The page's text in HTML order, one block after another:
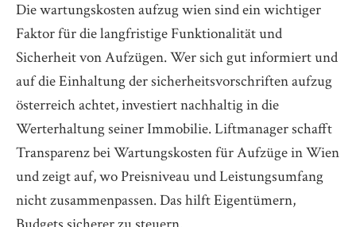
Die wartungskosten aufzug wien sind ein wichtiger
Faktor für die langfristige Funktionalität und
Sicherheit von Aufzügen. Wer sich gut informiert und
auf die Einhaltung der sicherheitsvorschriften aufzug
österreich achtet, investiert nachhaltig in die
Werterhaltung seiner Immobilie. Liftmanager schafft
Transparenz bei Wartungskosten für Aufzüge in Wien
und zeigt auf, wo Preisniveau und Leistungsumfang
nicht zusammenpassen. Das hilft Eigentümern,